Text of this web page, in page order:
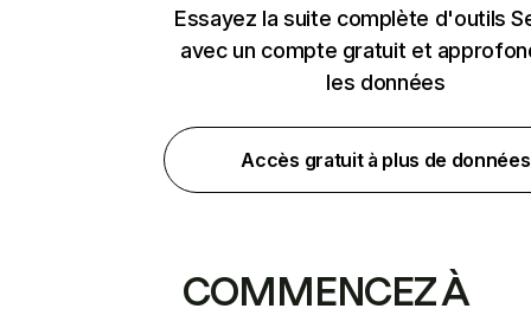
Essayez la suite complète d'outils
avec un compte gratuit et
les données
Accès gratuit à plus de données
COMMENCEZ À